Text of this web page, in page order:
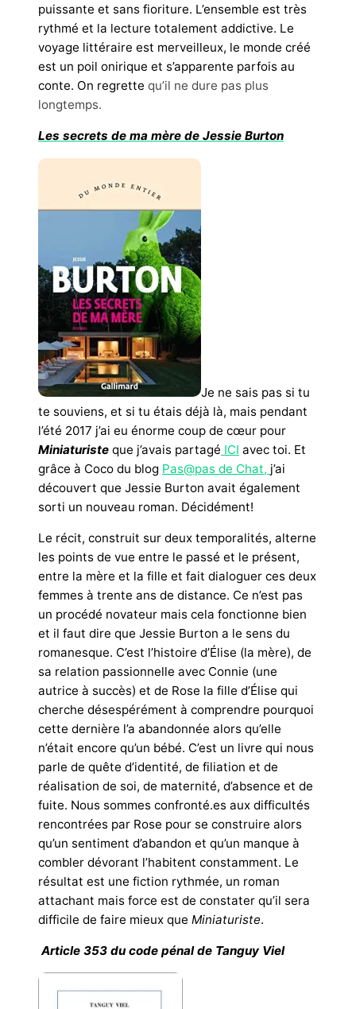
puissante et sans fioriture. L’ensemble est très
rythmé et la lecture totalement addictive. Le
voyage littéraire est merveilleux, le monde créé
est un poil onirique et s’apparente parfois au
conte. On regrette qu’il ne dure pas plus
longtemps.
Les secrets de ma mère de Jessie Burton
Je ne sais pas si tu
te souviens, et si tu étais déjà là, mais pendant
l’été 2017 j’ai eu énorme coup de cœur pour
Miniaturiste que j’avais partagé ICI avec toi. Et
grâce à Coco du blog Pas@pas de Chat, j’ai
découvert que Jessie Burton avait également
sorti un nouveau roman. Décidément!
Le récit, construit sur deux temporalités, alterne
les points de vue entre le passé et le présent,
entre la mère et la fille et fait dialoguer ces deux
femmes à trente ans de distance. Ce n’est pas
un procédé novateur mais cela fonctionne bien
et il faut dire que Jessie Burton a le sens du
romanesque. C’est l’histoire d’Élise (la mère), de
sa relation passionnelle avec Connie (une
autrice à succès) et de Rose la fille d’Élise qui
cherche désespérément à comprendre pourquoi
cette dernière l’a abandonnée alors qu’elle
n’était encore qu’un bébé. C’est un livre qui nous
parle de quête d’identité, de filiation et de
réalisation de soi, de maternité, d’absence et de
fuite. Nous sommes confronté.es aux difficultés
rencontrées par Rose pour se construire alors
qu’un sentiment d’abandon et qu’un manque à
combler dévorant l’habitent constamment. Le
résultat est une fiction rythmée, un roman
attachant mais force est de constater qu’il sera
difficile de faire mieux que Miniaturiste.
Article 353 du code pénal de Tanguy Viel